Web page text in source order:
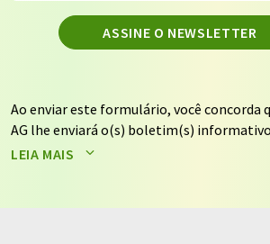
ASSINE O NEWSLETTER
Ao enviar este formulário, você concorda
AG lhe enviará o(s) boletim(s)
selecionado(s) acima por e-mail. Seus
proteção de dados. A LUMITOS pode
LEIA MAIS